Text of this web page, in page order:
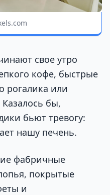
свое утро
кофе, быстрые
рогалика или
бы,
бьют тревогу:
нашу печень.
фабричные
покрытые
и